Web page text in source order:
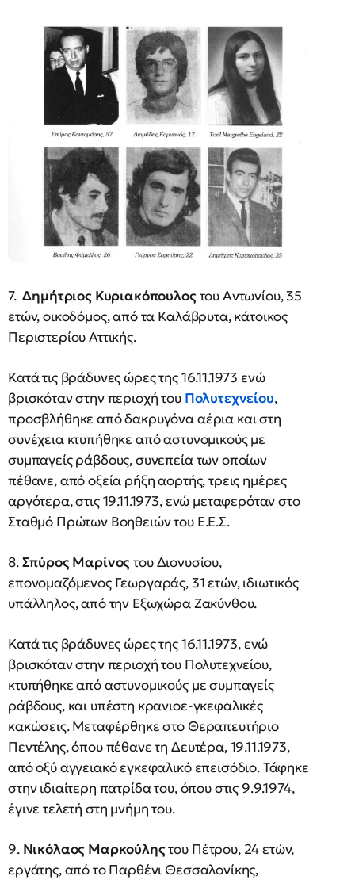
7.Δημήτριος Κυριακόπουλοςτου Αντωνίου, 35
ετών, οικοδόμος, από τα Καλάβρυτα, κάτοικος
Περιστερίου Αττικής.
Κατά τις βράδυνες ώρες της 16.11.1973 ενώ
βρισκόταν στην περιοχή του Πολυτεχνείου,
προσβλήθηκε από δακρυγόνα αέρια και στη
συνέχεια κτυπήθηκε από αστυνομικούς με
συμπαγείς ράβδους, συνεπεία των οποίων
πέθανε, από οξεία ρήξη αορτής, τρεις ημέρες
αργότερα, στις 19.11.1973, ενώ μεταφερόταν στο
Σταθμό Πρώτων Βοηθειών του Ε.Ε.Σ.
8.Σπύρος Μαρίνοςτου Διονυσίου,
επονομαζόμενος Γεωργαράς, 31 ετών, ιδιωτικός
υπάλληλος, από την Εξωχώρα Ζακύνθου.
Κατά τις βράδυνες ώρες της 16.11.1973, ενώ
βρισκόταν στην περιοχή του Πολυτεχνείου,
κτυπήθηκε από αστυνομικούς με συμπαγείς
ράβδους, και υπέστη κρανιοε-γκεφαλικές
κακώσεις. Μεταφέρθηκε στο Θεραπευτήριο
Πεντέλης, όπου πέθανε τη Δευτέρα, 19.11.1973,
από οξύ αγγειακό εγκεφαλικό επεισόδιο. Τάφηκε
στην ιδιαίτερη πατρίδα του, όπου στις 9.9.1974,
έγινε τελετή στη μνήμη του.
9. Νικόλαος Μαρκούληςτου Πέτρου, 24 ετών,
εργάτης, από το Παρθένι Θεσσαλονίκης,